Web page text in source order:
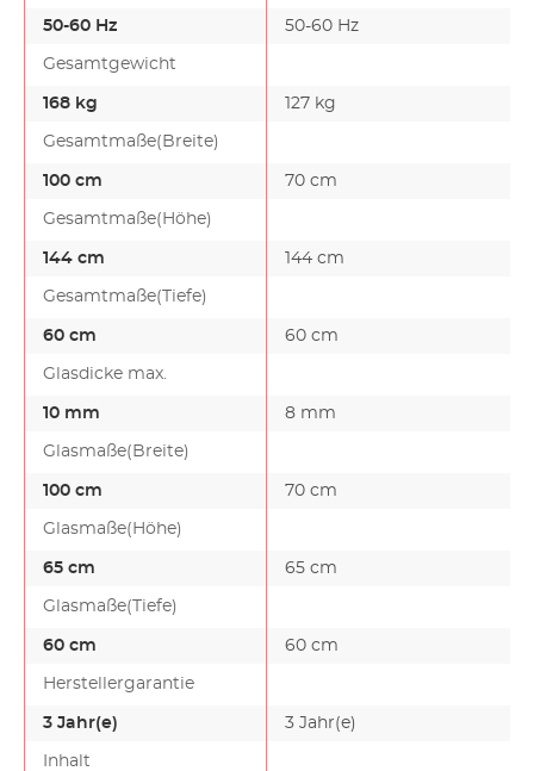
50-60 Hz 50-60 Hz
Gesamtgewicht
168 kg 127 kg
Gesamtmaße(Breite)
100 cm 70 cm
Gesamtmaße(Höhe)
144 cm 144 cm
Gesamtmaße(Tiefe)
60 cm 60 cm
Glasdicke max.
10 mm 8 mm
Glasmaße(Breite)
100 cm 70 cm
Glasmaße(Höhe)
65 cm 65 cm
Glasmaße(Tiefe)
60 cm 60 cm
Herstellergarantie
3 Jahr(e) 3 Jahr(e)
Inhalt